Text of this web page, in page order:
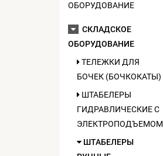
ОБОРУДОВАНИЕ
СКЛАДСКОЕ
ОБОРУДОВАНИЕ
ТЕЛЕЖКИ ДЛЯ
БОЧЕК (БОЧКОКАТЫ)
ШТАБЕЛЕРЫ
ГИДРАВЛИЧЕСКИЕ C
ЭЛЕКТРОПОДЪЕМОМ
ШТАБЕЛЕРЫ